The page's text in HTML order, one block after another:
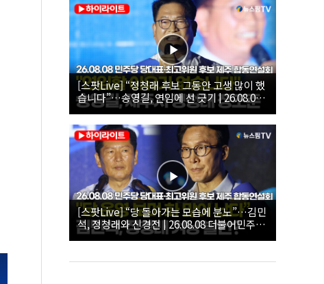
[스팟Live] “정청래 후보 그동안 고생 많이 했
습니다”…송영길, 연임에 선 긋기 | 26.08.08
더불어민주당 당대표·최고위원 후보 제주 합
동연설회
[스팟Live] “당 돌아가는 모습에 분노”…김민
석, 정청래와 신경전 | 26.08.08 더불어민주당
당대표·최고위원 후보 제주 합동연설회